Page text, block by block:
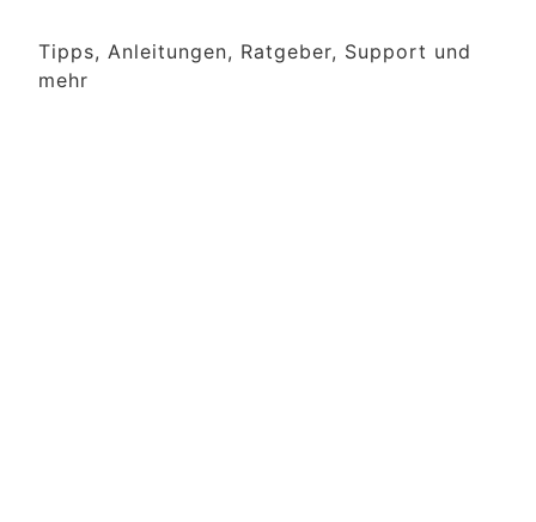
Tipps, Anleitungen, Ratgeber, Support und
mehr